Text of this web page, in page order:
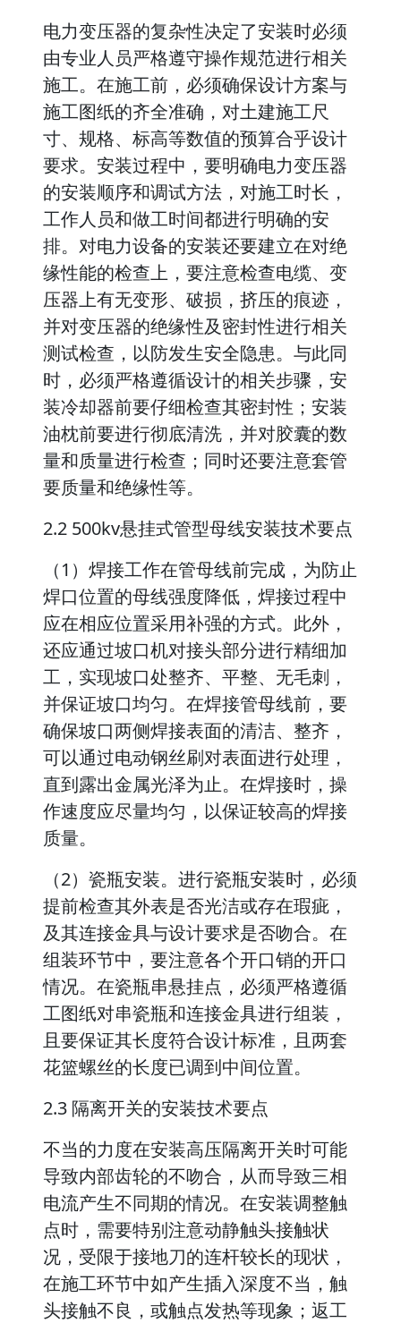
电力变压器的复杂性决定了安装时必须
由专业人员严格遵守操作规范进行相关
施工。在施工前，必须确保设计方案与
施工图纸的齐全准确，对土建施工尺
寸、规格、标高等数值的预算合乎设计
要求。安装过程中，要明确电力变压器
的安装顺序和调试方法，对施工时长，
工作人员和做工时间都进行明确的安
排。对电力设备的安装还要建立在对绝
缘性能的检查上，要注意检查电缆、变
压器上有无变形、破损，挤压的痕迹，
并对变压器的绝缘性及密封性进行相关
测试检查，以防发生安全隐患。与此同
时，必须严格遵循设计的相关步骤，安
装冷却器前要仔细检查其密封性；安装
油枕前要进行彻底清洗，并对胶囊的数
量和质量进行检查；同时还要注意套管
要质量和绝缘性等。
2.2 500kv悬挂式管型母线安装技术要点
（1）焊接工作在管母线前完成，为防止
焊口位置的母线强度降低，焊接过程中
应在相应位置采用补强的方式。此外，
还应通过坡口机对接头部分进行精细加
工，实现坡口处整齐、平整、无毛刺，
并保证坡口均匀。在焊接管母线前，要
确保坡口两侧焊接表面的清洁、整齐，
可以通过电动钢丝刷对表面进行处理，
直到露出金属光泽为止。在焊接时，操
作速度应尽量均匀，以保证较高的焊接
质量。
（2）瓷瓶安装。进行瓷瓶安装时，必须
提前检查其外表是否光洁或存在瑕疵，
及其连接金具与设计要求是否吻合。在
组装环节中，要注意各个开口销的开口
情况。在瓷瓶串悬挂点，必须严格遵循
工图纸对串瓷瓶和连接金具进行组装，
且要保证其长度符合设计标准，且两套
花篮螺丝的长度已调到中间位置。
2.3 隔离开关的安装技术要点
不当的力度在安装高压隔离开关时可能
导致内部齿轮的不吻合，从而导致三相
电流产生不同期的情况。在安装调整触
点时，需要特别注意动静触头接触状
况，受限于接地刀的连杆较长的现状，
在施工环节中如产生插入深度不当，触
头接触不良，或触点发热等现象；返工